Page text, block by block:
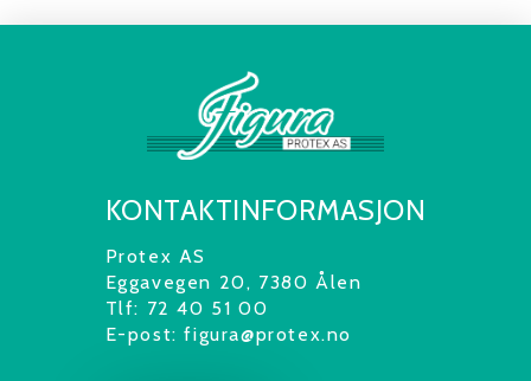
KONTAKTINFORMASJON
Protex AS
Eggavegen 20, 7380 Ålen
Tlf: 72 40 51 00
E-post: figura@protex.no